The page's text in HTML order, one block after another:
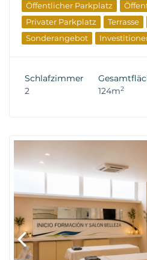
Öffentlicher Parkplatz
Privater Parkplatz
Terrasse
Sonderangebot
Schlafzimmer
2
124m2